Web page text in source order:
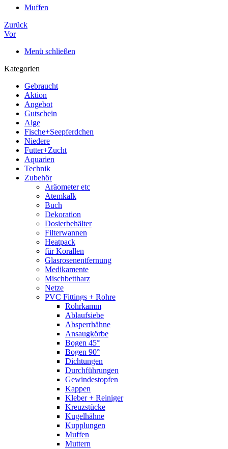
Muffen
Zurück
Vor
Menü schließen
Kategorien
Gebraucht
Aktion
Angebot
Gutschein
Alge
Fische+Seepferdchen
Niedere
Futter+Zucht
Aquarien
Technik
Zubehör
Aräometer etc
Atemkalk
Buch
Dekoration
Dosierbehälter
Filterwannen
Heatpack
für Korallen
Glasrosenentfernung
Medikamente
Mischbettharz
Netze
PVC Fittings + Rohre
Rohrkamm
Ablaufsiebe
Absperrhähne
Ansaugkörbe
Bogen 45°
Bogen 90°
Dichtungen
Durchführungen
Gewindestopfen
Kappen
Kleber + Reiniger
Kreuzstücke
Kugelhähne
Kupplungen
Muffen
Muttern